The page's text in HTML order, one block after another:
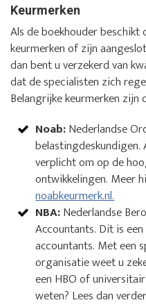
Keurmerken
Als de boekhouder
keurmerken of zijn
dan bent u verzekerd van
dat de specialisten zich
Belangrijke keurmerken zijn
Noab:Nederlandse
verplicht om op de
ontwikkelingen. Meer
noabkeurmerk.nl.
NBA:Nederlandse
Accountants. Dit is
accountants. Met een
organisatie weet u
een HBO of
weten? Lees dan